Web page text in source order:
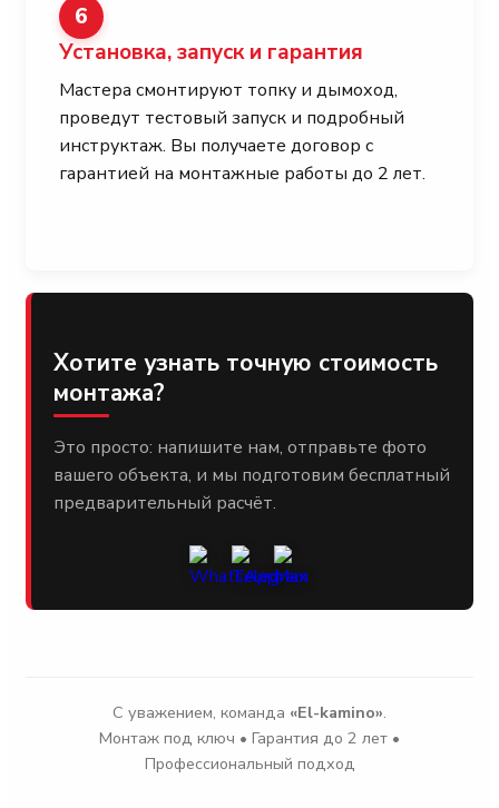
6
Установка, запуск и гарантия
Мастера смонтируют топку и дымоход,
проведут тестовый запуск и подробный
инструктаж. Вы получаете договор с
гарантией на монтажные работы до 2 лет.
Хотите узнать точную стоимость
монтажа?
Это просто: напишите нам, отправьте фото
вашего объекта, и мы подготовим бесплатный
предварительный расчёт.
С уважением, команда «El-kamino».
Монтаж под ключ • Гарантия до 2 лет •
Профессиональный подход